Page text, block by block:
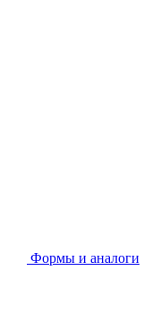
Формы и аналоги